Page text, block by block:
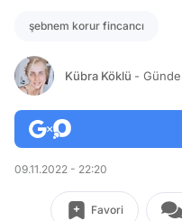
şebnem korur fincancı
Kübra Köklü -
09.11.2022 - 22:20
Favori